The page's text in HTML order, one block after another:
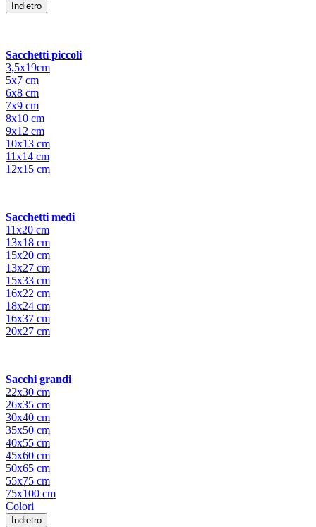
Indietro
Sacchetti piccoli
3,5x19cm
5x7 cm
6x8 cm
7x9 cm
8x10 cm
9x12 cm
10x13 cm
11x14 cm
12x15 cm
Sacchetti medi
11x20 cm
13x18 cm
15x20 cm
13x27 cm
15x33 cm
16x22 cm
18x24 cm
16x37 cm
20x27 cm
Sacchi grandi
22x30 cm
26x35 cm
30x40 cm
35x50 cm
40x55 cm
45x60 cm
50x65 cm
55x75 cm
75x100 cm
Colori
Indietro